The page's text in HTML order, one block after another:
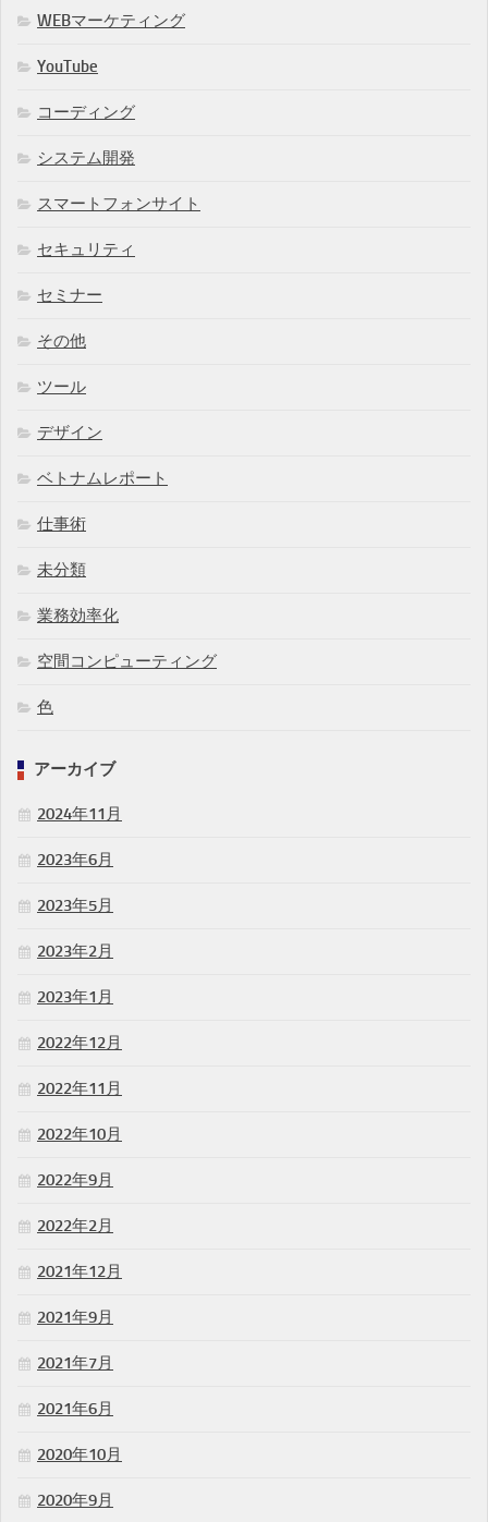
WEBマーケティング
YouTube
コーディング
システム開発
スマートフォンサイト
セキュリティ
セミナー
その他
ツール
デザイン
ベトナムレポート
仕事術
未分類
業務効率化
空間コンピューティング
色
アーカイブ
2024年11月
2023年6月
2023年5月
2023年2月
2023年1月
2022年12月
2022年11月
2022年10月
2022年9月
2022年2月
2021年12月
2021年9月
2021年7月
2021年6月
2020年10月
2020年9月